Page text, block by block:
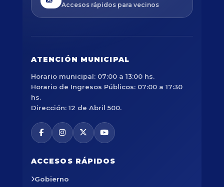
Accesos rápidos para vecinos
ATENCIÓN MUNICIPAL
Horario municipal: 07:00 a 13:00 hs.
Horario de Ingresos Públicos: 07:00 a 17:30
hs.
Dirección: 12 de Abril 500.
ACCESOS RÁPIDOS
Gobierno